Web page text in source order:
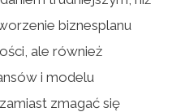
biznesplanu
ale również
i modelu
zmagać się